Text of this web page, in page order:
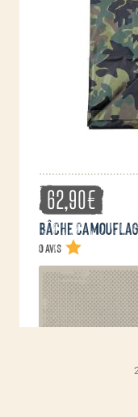
62,90€
Bâche
0 avis